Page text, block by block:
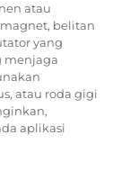
atau
belitan
yang
menjaga
atau roda gigi
aplikasi